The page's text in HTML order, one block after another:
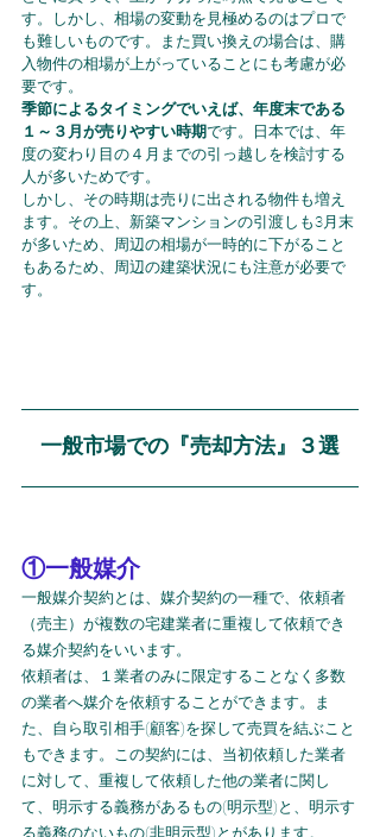
す。しかし、相場の変動を見極めるのはプロで
も難しいものです。また買い換えの場合は、購
入物件の相場が上がっていることにも考慮が必
要です。
季節によるタイミングでいえば、年度末である
１～３月が売りやすい時期です。日本では、年
度の変わり目の４月までの引っ越しを検討する
人が多いためです。
しかし、その時期は売りに出される物件も増え
ます。その上、新築マンションの引渡しも3月末
が多いため、周辺の相場が一時的に下がること
もあるため、周辺の建築状況にも注意が必要で
す。
一般市場での『売却方法』３選
①一般媒介
一般媒介契約とは、媒介契約の一種で、依頼者
（売主）が複数の宅建業者に重複して依頼でき
る媒介契約をいいます。
依頼者は、１業者のみに限定することなく多数
の業者へ媒介を依頼することができます。ま
た、自ら取引相手(顧客)を探して売買を結ぶこと
もできます。この契約には、当初依頼した業者
に対して、重複して依頼した他の業者に関し
て、明示する義務があるもの(明示型)と、明示す
る義務のないもの(非明示型)とがあります。